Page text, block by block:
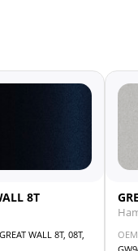
8T
GREAT WALL 8T, 08T,